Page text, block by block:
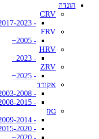
הונדה
CRV
- 2017-2023
FRV
- 2005+
HRV
- 2023+
ZRV
- 2025+
אקורד
- 2003-2008
- 2008-2015
גאז
- 2009-2014
- 2015-2020
- 2020+